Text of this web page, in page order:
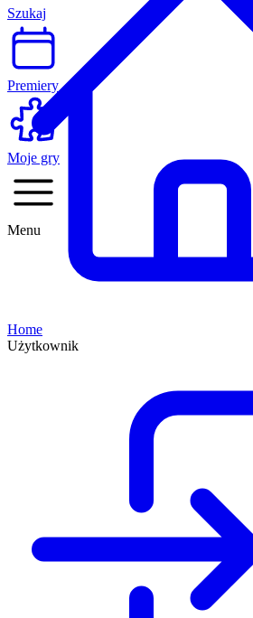
Szukaj
Premiery
Moje gry
Menu
Home
Użytkownik